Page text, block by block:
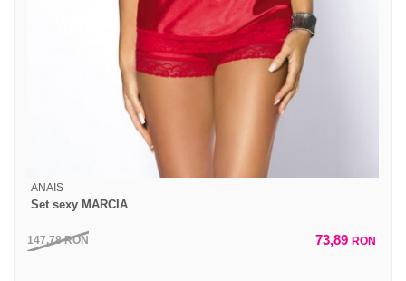
ANAIS
Set sexy MARCIA
147,78RON 73,89 RON